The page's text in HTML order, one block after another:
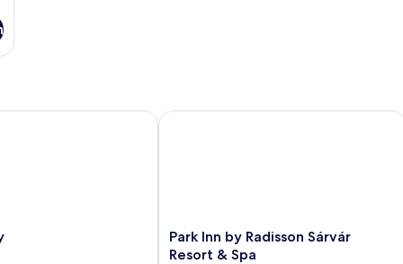
Park
Inn
Park Inn by Radisson Sárvár
Resort & Spa
Park Inn by Radisson Sárvár Resort &